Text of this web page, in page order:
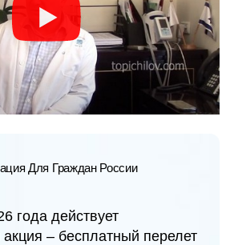
Для Граждан России
года действует
– бесплатный перелет